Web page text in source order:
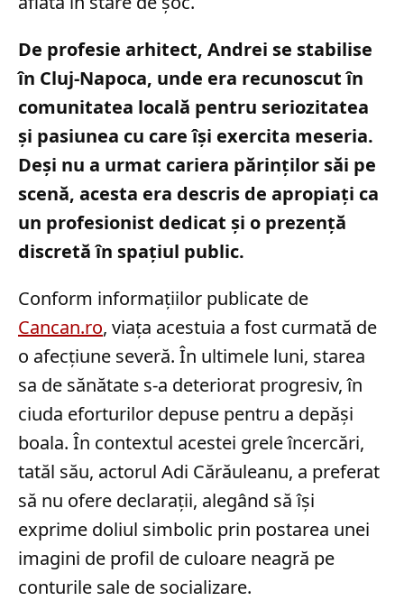
De profesie arhitect, Andrei se stabilise
în Cluj-Napoca, unde era recunoscut în
comunitatea locală pentru seriozitatea
și pasiunea cu care își exercita meseria.
Deși nu a urmat cariera părinților săi pe
scenă, acesta era descris de apropiați ca
un profesionist dedicat și o prezență
discretă în spațiul public.
Conform informațiilor publicate de
Cancan.ro, viața acestuia a fost curmată de
o afecțiune severă. În ultimele luni, starea
sa de sănătate s-a deteriorat progresiv, în
ciuda eforturilor depuse pentru a depăși
boala. În contextul acestei grele încercări,
tatăl său, actorul Adi Cărăuleanu, a preferat
să nu ofere declarații, alegând să își
exprime doliul simbolic prin postarea unei
imagini de profil de culoare neagră pe
conturile sale de socializare.